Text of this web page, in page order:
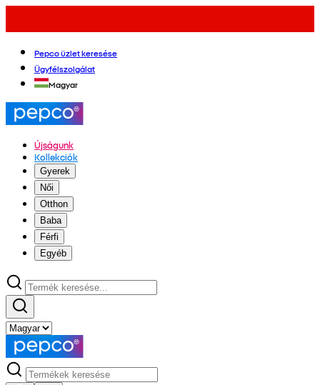
Pepco üzlet keresése
Ügyfélszolgálat
Magyar
Újságunk
Kollekciók
Gyerek
Női
Otthon
Baba
Férfi
Egyéb